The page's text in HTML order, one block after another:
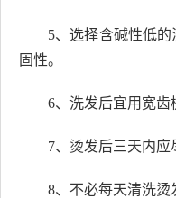
5、选择含碱性低
固性。
6、洗发后宜用宽
7、烫发后三天内
8、不必每天清洗烫